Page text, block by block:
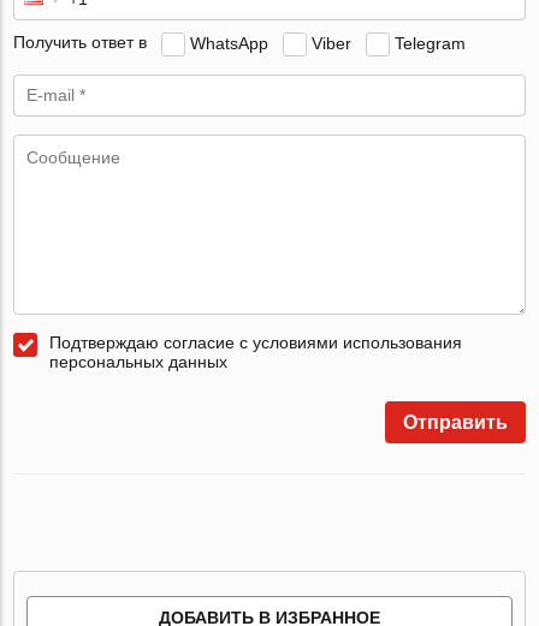
Получить ответ в WhatsApp Viber Telegram
Подтверждаю согласие с условиями использования
персональных данных
Отправить
ДОБАВИТЬ В ИЗБРАННОЕ